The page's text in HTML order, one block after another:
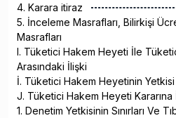
4. Karara itiraz
5. İnceleme Masrafları, Bilirkişi
Masrafları
I. Tüketici Hakem Heyeti İle
Arasındaki İlişki
İ. Tüketici Hakem Heyetinin Yetkisi
J. Tüketici Hakem Heyeti Kararına
1. Denetim Yetkisinin Sınırları Ve